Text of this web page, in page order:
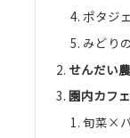
ポタジ
みどり
せんだい
園内カフ
旬菜×